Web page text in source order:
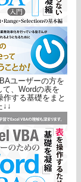
ユーザーの方を
て、Wordの表を
作する基礎をまと
↓↓